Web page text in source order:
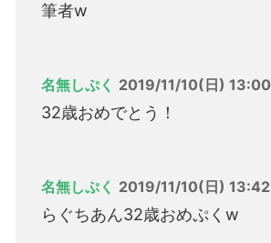
筆者w
名無しぷく 2019/11/10(日) 13:00
32歳おめでとう！
名無しぷく 2019/11/10(日) 13:42
らぐちあん32歳おめぷくw